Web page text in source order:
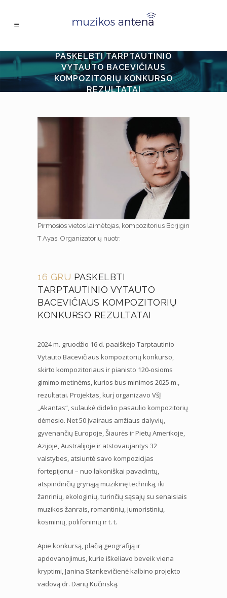
PASKELBTI TARPTAUTINIO
VYTAUTO BACEVIČIAUS
KOMPOZITORIŲ KONKURSO
REZULTATAI
Pirmosios vietos laimėtojas, kompozitorius Borjigin
T Ayas. Organizatorių nuotr.
16 GRU PASKELBTI
TARPTAUTINIO VYTAUTO
BACEVIČIAUS KOMPOZITORIŲ
KONKURSO REZULTATAI
2024 m. gruodžio 16 d. paaiškėjo Tarptautinio
Vytauto Bacevičiaus kompozitorių konkurso,
skirto kompozitoriaus ir pianisto 120-osioms
gimimo metinėms, kurios bus minimos 2025 m.,
rezultatai. Projektas, kurį organizavo VšĮ
„Akantas“, sulaukė didelio pasaulio kompozitorių
dėmesio. Net 50 įvairaus amžiaus dalyvių,
gyvenančių Europoje, Šiaurės ir Pietų Amerikoje,
Azijoje, Australijoje ir atstovaujantys 32
valstybes, atsiuntė savo kompozicijas
fortepijonui – nuo lakoniškai pavadintų,
atspindinčių grynąją muzikinę techniką, iki
žanrinių, ekologinių, turinčių sąsajų su senaisiais
muzikos žanrais, romantinių, jumoristinių,
kosminių, polifoninių ir t. t.
Apie konkursą, plačią geografiją ir
apdovanojimus, kurie iškeliavo beveik viena
kryptimi, Janina Stankevičienė kalbino projekto
vadovą dr. Darių Kučinską.